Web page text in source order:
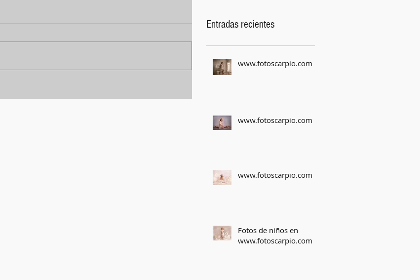
Entradas recientes
www.fotoscarpio.com
www.fotoscarpio.com
www.fotoscarpio.com
Fotos de niños en
www.fotoscarpio.com